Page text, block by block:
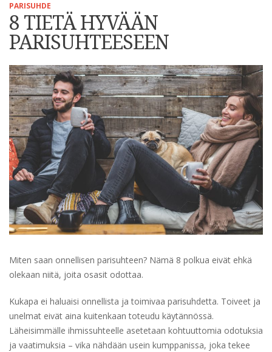
PARISUHDE
8 TIETÄ HYVÄÄN
PARISUHTEESEEN
Miten saan onnellisen parisuhteen? Nämä 8 polkua eivät ehkä
olekaan niitä, joita osasit odottaa.
Kukapa ei haluaisi onnellista ja toimivaa parisuhdetta. Toiveet ja
unelmat eivät aina kuitenkaan toteudu käytännössä.
Läheisimmälle ihmissuhteelle asetetaan kohtuuttomia odotuksia
ja vaatimuksia – vika nähdään usein kumppanissa, joka tekee